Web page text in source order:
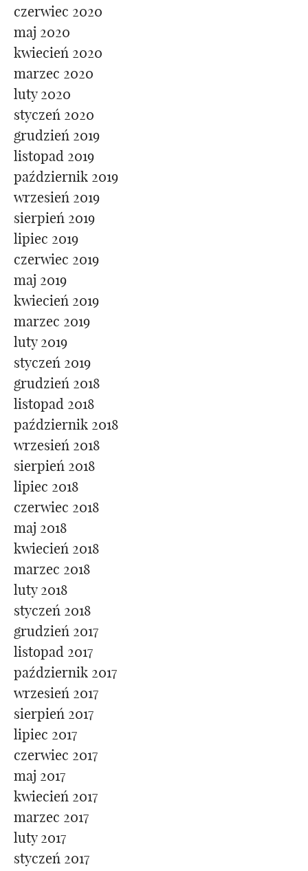
czerwiec 2020
maj 2020
kwiecień 2020
marzec 2020
luty 2020
styczeń 2020
grudzień 2019
listopad 2019
październik 2019
wrzesień 2019
sierpień 2019
lipiec 2019
czerwiec 2019
maj 2019
kwiecień 2019
marzec 2019
luty 2019
styczeń 2019
grudzień 2018
listopad 2018
październik 2018
wrzesień 2018
sierpień 2018
lipiec 2018
czerwiec 2018
maj 2018
kwiecień 2018
marzec 2018
luty 2018
styczeń 2018
grudzień 2017
listopad 2017
październik 2017
wrzesień 2017
sierpień 2017
lipiec 2017
czerwiec 2017
maj 2017
kwiecień 2017
marzec 2017
luty 2017
styczeń 2017